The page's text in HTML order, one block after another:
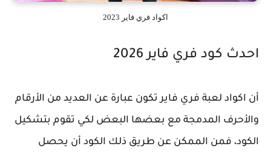
اكواد فري فاير 2023
احدث كود فري فاير 2026
أن اكواد لعبة فري فاير تكون عبارة عن العديد من الأرقام
والأحرف المدمجة مع بعضها البعض لكي تقوم بتشكيل
الكود، فمن الممكن عن طريق ذلك الكود أن يحصل